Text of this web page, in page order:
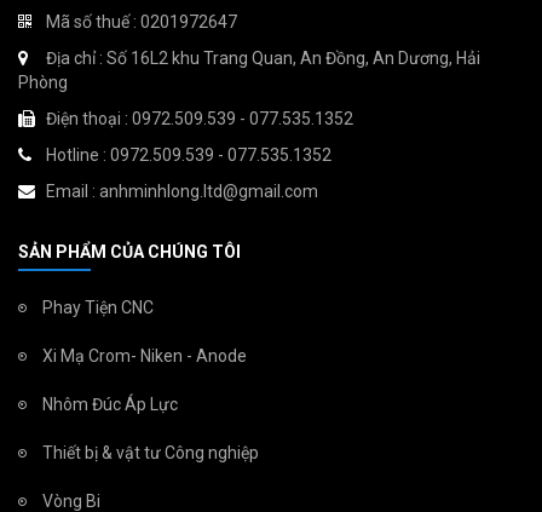
Mã số thuế : 0201972647
Địa chỉ : Số 16L2 khu Trang Quan, An Đồng, An Dương, Hải
Phòng
Điện thoại : 0972.509.539 - 077.535.1352
Hotline : 0972.509.539 - 077.535.1352
Email : anhminhlong.ltd@gmail.com
SẢN PHẨM CỦA CHÚNG TÔI
Phay Tiện CNC
Xi Mạ Crom- Niken - Anode
Nhôm Đúc Áp Lực
Thiết bị & vật tư Công nghiệp
Vòng Bi